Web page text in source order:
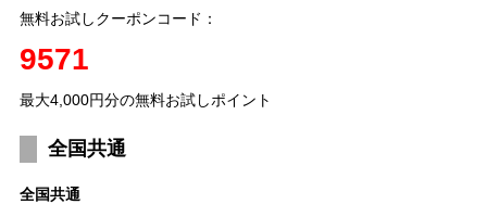
無料お試しクーポンコード：
9571
最大4,000円分の無料お試しポイント
全国共通
全国共通